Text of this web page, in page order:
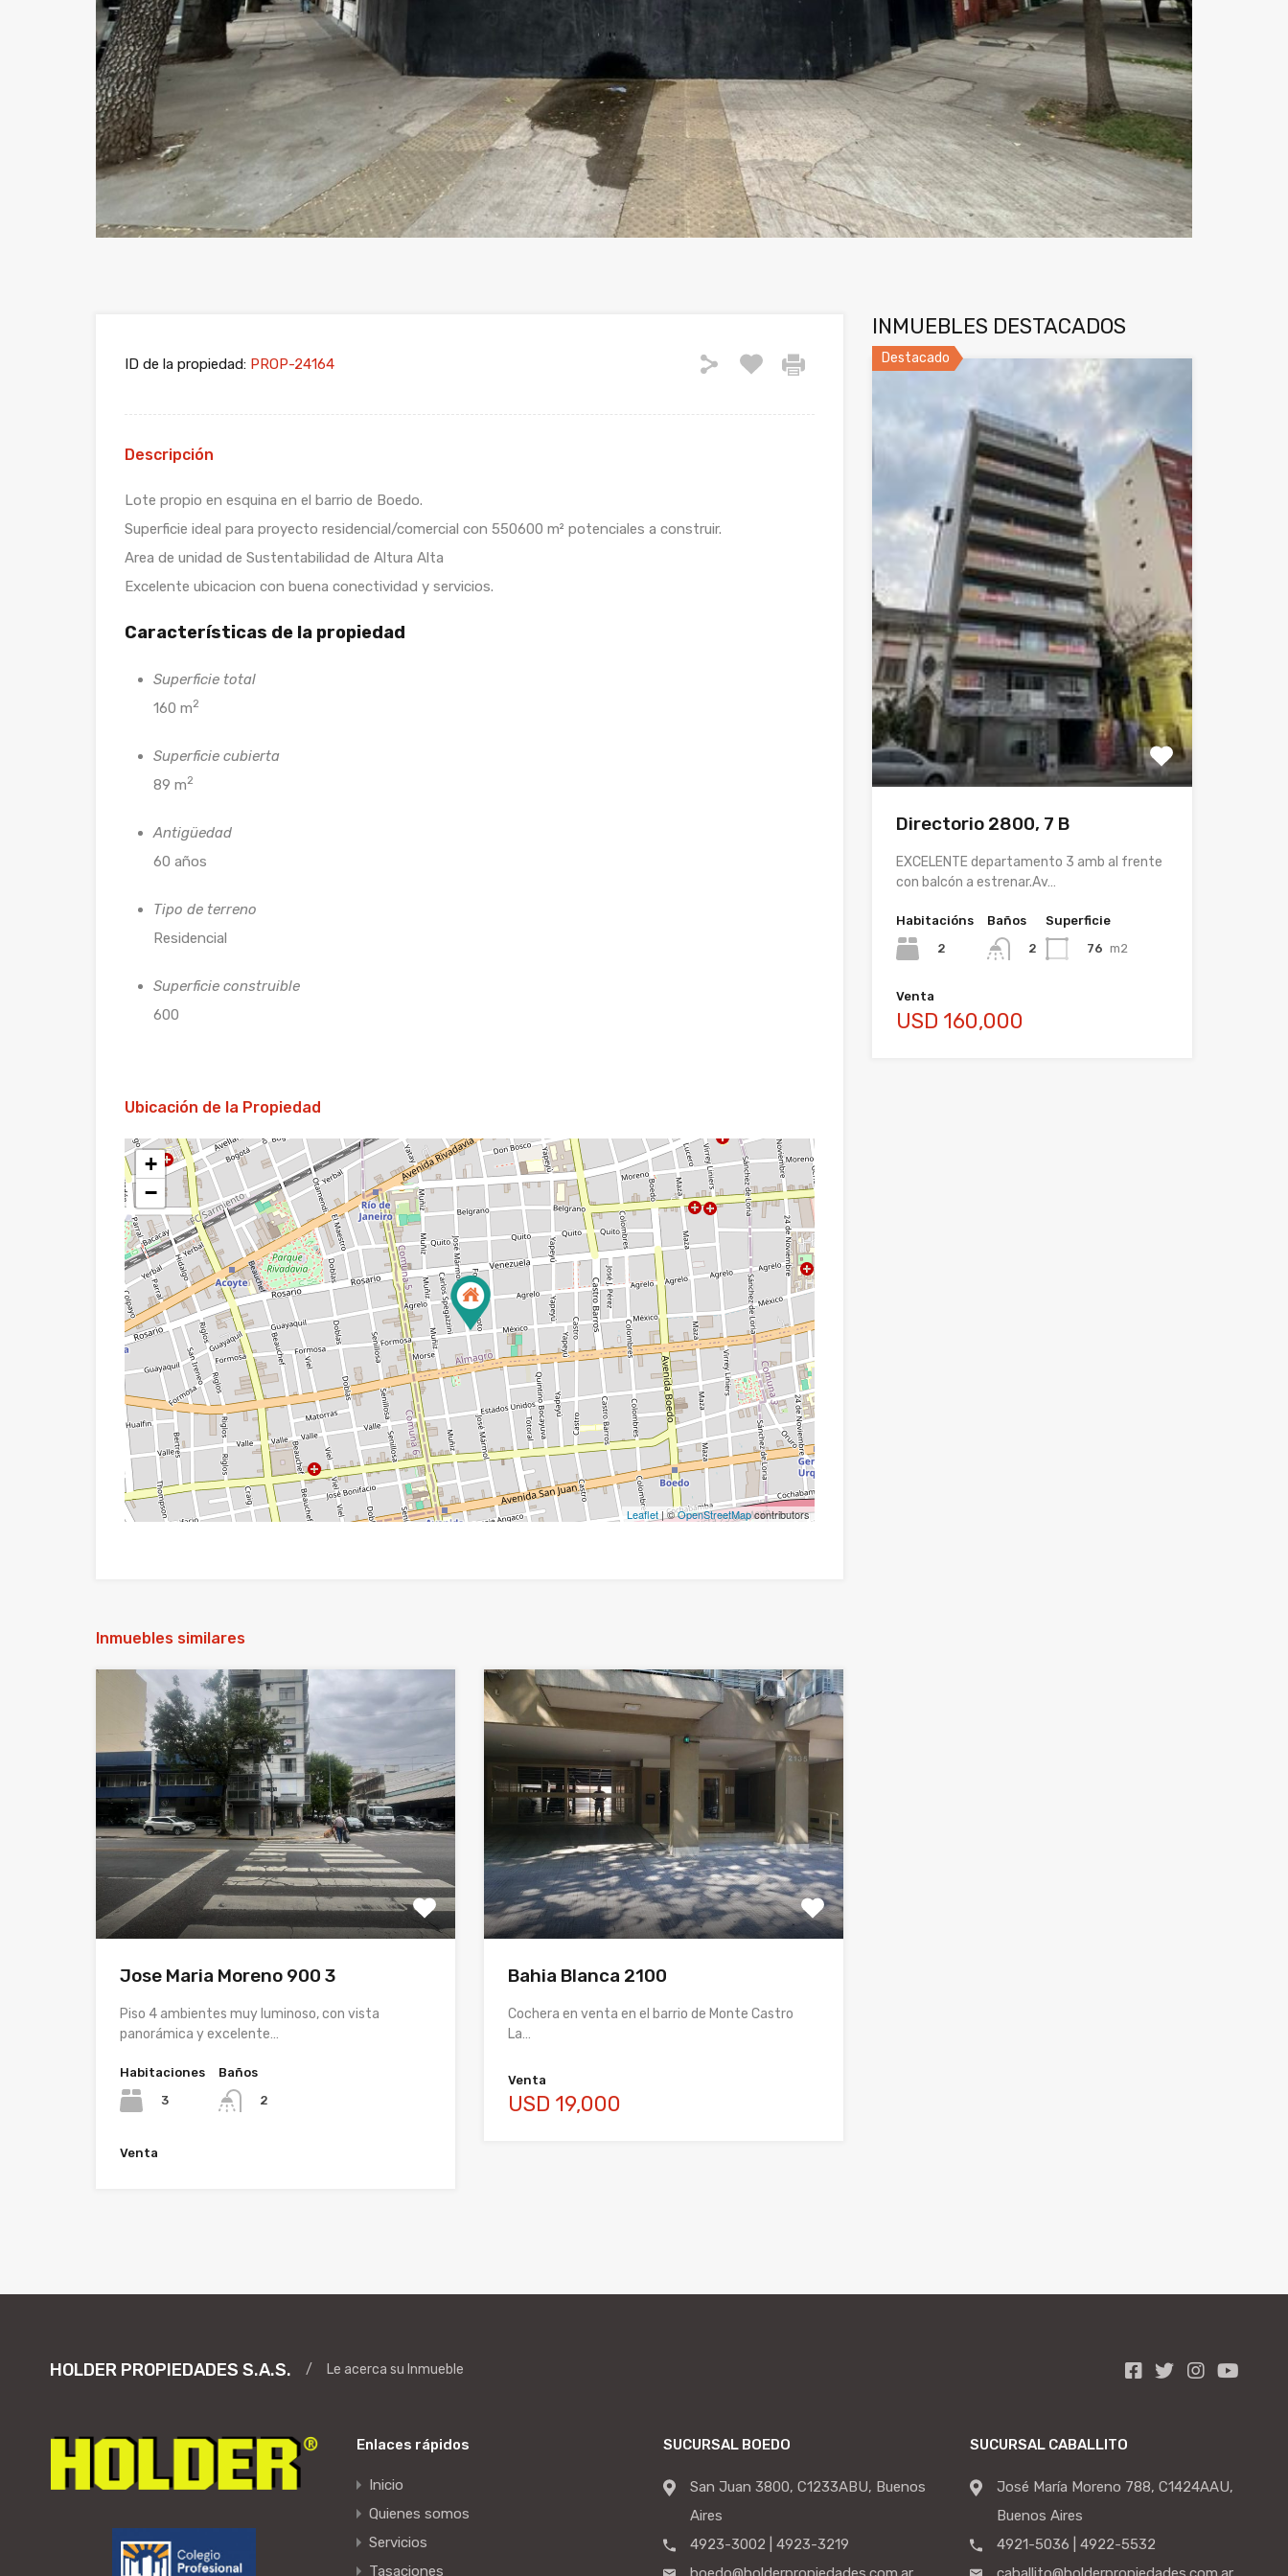
ID de la propiedad: PROP-24164
Descripción
Lote propio en esquina en el barrio de Boedo.
Superficie ideal para proyecto residencial/comercial con 550600 m² potenciales a construir.
Area de unidad de Sustentabilidad de Altura Alta
Excelente ubicacion con buena conectividad y servicios.
Características de la propiedad
Superficie total
160 m2
Superficie cubierta
89 m2
Antigüedad
60 años
Tipo de terreno
Residencial
Superficie construible
600
Ubicación de la Propiedad
+
−
Leaflet| ©OpenStreetMapcontributors
Inmuebles similares
Jose Maria Moreno 900 3
Piso 4 ambientes muy luminoso, con vista
panorámica y excelente…
Habitaciones
3
Baños
2
Venta
Bahia Blanca 2100
Cochera en venta en el barrio de Monte Castro
La…
Venta
USD 19,000
INMUEBLES DESTACADOS
Destacado
Directorio 2800, 7 B
EXCELENTE departamento 3 amb al frente
con balcón a estrenar.Av…
Habitacións
2
Baños
2
Superficie
76 m2
Venta
USD 160,000
HOLDER PROPIEDADES S.A.S. / Le acerca su Inmueble
Enlaces rápidos
Inicio
Quienes somos
Servicios
Tasaciones
SUCURSAL BOEDO
San Juan 3800, C1233ABU, Buenos
Aires
4923-3002 | 4923-3219
SUCURSAL CABALLITO
José María Moreno 788, C1424AAU,
Buenos Aires
4921-5036 | 4922-5532